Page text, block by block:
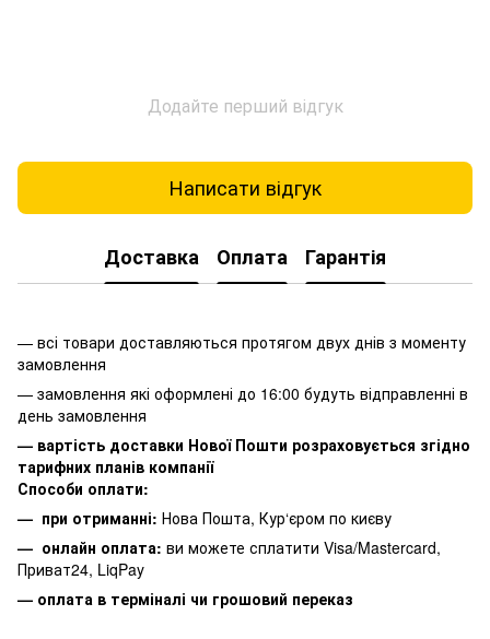
Додайте перший відгук
Написати відгук
Доставка Оплата Гарантія
— всі товари доставляються протягом двух днів з моменту
замовлення
— замовлення які оформлені до 16:00 будуть відправленні в
день замовлення
— вартість доставки Нової Пошти розраховується згідно
тарифних планів компанії
Способи оплати:
— при отриманні: Нова Пошта, Кур‘єром по києву
— онлайн оплата: ви можете сплатити Visa/Mastercard,
Приват24, LiqPay
— оплата в терміналі чи грошовий переказ